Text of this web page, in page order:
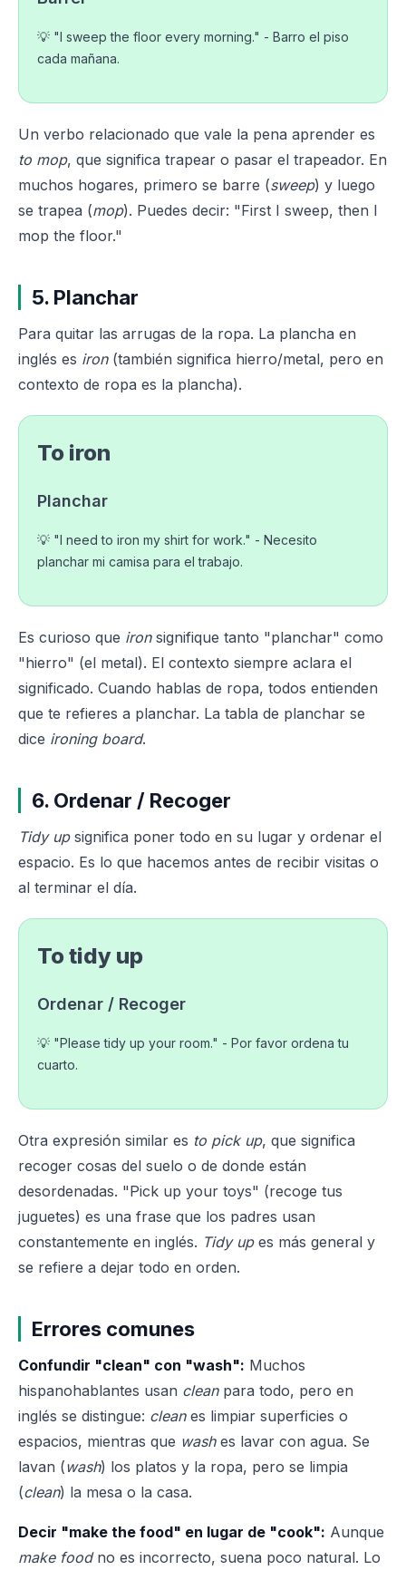
💡 "I sweep the floor every morning." - Barro el piso
cada mañana.
Un verbo relacionado que vale la pena aprender es
to mop, que significa trapear o pasar el trapeador. En
muchos hogares, primero se barre (sweep) y luego
se trapea (mop). Puedes decir: "First I sweep, then I
mop the floor."
5. Planchar
Para quitar las arrugas de la ropa. La plancha en
inglés es iron(también significa hierro/metal, pero en
contexto de ropa es la plancha).
To iron
Planchar
💡 "I need to iron my shirt for work." - Necesito
planchar mi camisa para el trabajo.
Es curioso que ironsignifique tanto "planchar" como
"hierro" (el metal). El contexto siempre aclara el
significado. Cuando hablas de ropa, todos entienden
que te refieres a planchar. La tabla de planchar se
dice ironing board.
6. Ordenar / Recoger
Tidy upsignifica poner todo en su lugar y ordenar el
espacio. Es lo que hacemos antes de recibir visitas o
al terminar el día.
To tidy up
Ordenar / Recoger
💡 "Please tidy up your room." - Por favor ordena tu
cuarto.
Otra expresión similar es to pick up, que significa
recoger cosas del suelo o de donde están
desordenadas. "Pick up your toys" (recoge tus
juguetes) es una frase que los padres usan
constantemente en inglés. Tidy upes más general y
se refiere a dejar todo en orden.
Errores comunes
Confundir "clean" con "wash": Muchos
hispanohablantes usan cleanpara todo, pero en
inglés se distingue: cleanes limpiar superficies o
espacios, mientras que washes lavar con agua. Se
lavan (wash) los platos y la ropa, pero se limpia
(clean) la mesa o la casa.
Decir "make the food" en lugar de "cook": Aunque
make foodno es incorrecto, suena poco natural. Lo